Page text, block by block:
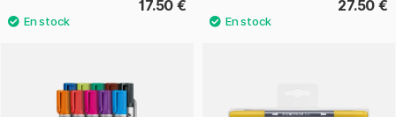
17.50 € 27.50 €